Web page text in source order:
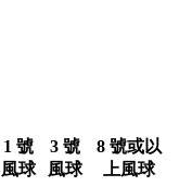
1 號
風球
3 號
風球
8 號或以
上風球